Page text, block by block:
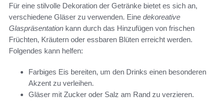
Für eine stilvolle Dekoration der Getränke bietet es sich an,
verschiedene Gläser zu verwenden. Eine dekoreative
Glaspräsentation kann durch das Hinzufügen von frischen
Früchten, Kräutern oder essbaren Blüten erreicht werden.
Folgendes kann helfen:
Farbiges Eis bereiten, um den Drinks einen besonderen
Akzent zu verleihen.
Gläser mit Zucker oder Salz am Rand zu verzieren.